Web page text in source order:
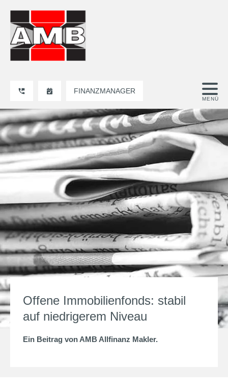
FINANZMANAGER
Offene Immobilienfonds: stabil
auf niedrigerem Niveau
Ein Beitrag von AMB Allfinanz Makler.